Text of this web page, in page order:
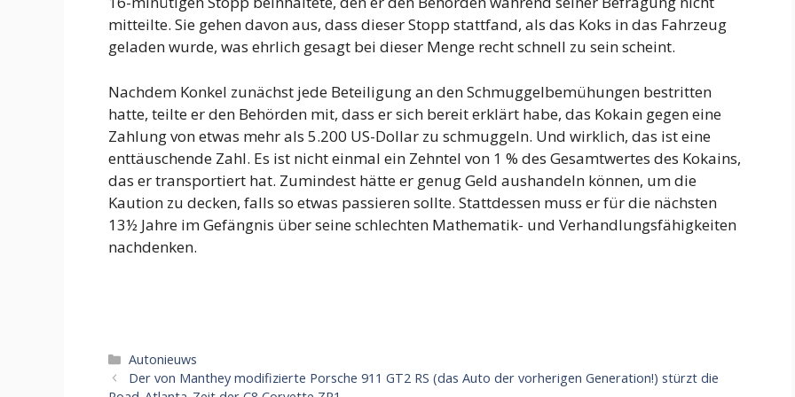
mitteilte. Sie gehen davon aus, dass dieser Stopp stattfand, als das Koks in das Fahrzeug
geladen wurde, was ehrlich gesagt bei dieser Menge recht schnell zu sein scheint.
Nachdem Konkel zunächst jede Beteiligung an den Schmuggelbemühungen bestritten
hatte, teilte er den Behörden mit, dass er sich bereit erklärt habe, das Kokain gegen eine
Zahlung von etwas mehr als 5.200 US-Dollar zu schmuggeln. Und wirklich, das ist eine
enttäuschende Zahl. Es ist nicht einmal ein Zehntel von 1 % des Gesamtwertes des Kokains,
das er transportiert hat. Zumindest hätte er genug Geld aushandeln können, um die
Kaution zu decken, falls so etwas passieren sollte. Stattdessen muss er für die nächsten
13½ Jahre im Gefängnis über seine schlechten Mathematik- und Verhandlungsfähigkeiten
nachdenken.
Categorieën
Autonieuws
Der von Manthey modifizierte Porsche 911 GT2 RS (das Auto der vorherigen Generation!) stürzt die